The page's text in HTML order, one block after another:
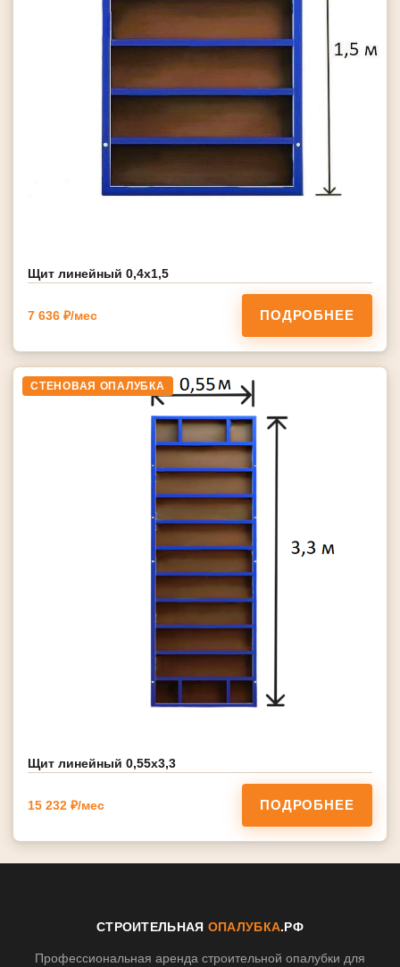
Щит линейный 0,4х1,5
7 636 ₽/мес ПОДРОБНЕЕ
СТЕНОВАЯ ОПАЛУБКА
Щит линейный 0,55х3,3
15 232 ₽/мес ПОДРОБНЕЕ
СТРОИТЕЛЬНАЯ ОПАЛУБКА.РФ
Профессиональная аренда строительной опалубки для